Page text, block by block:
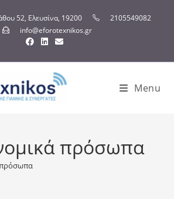
52, Ελευσίνα, 19200
2105549082
info@eforotexnikos.gr
Menu
πρόσωπα
πρόσωπα